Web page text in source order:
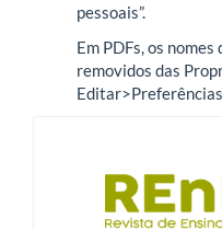
pessoais”.
Em PDFs, os
removidos das